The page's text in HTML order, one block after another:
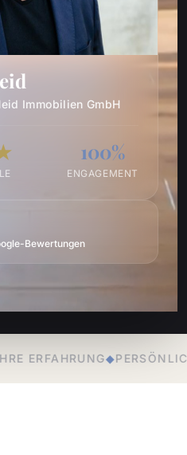
Immobilien GmbH
100%
ENGAGEMENT
Bewertungen
BETREUUNG◆